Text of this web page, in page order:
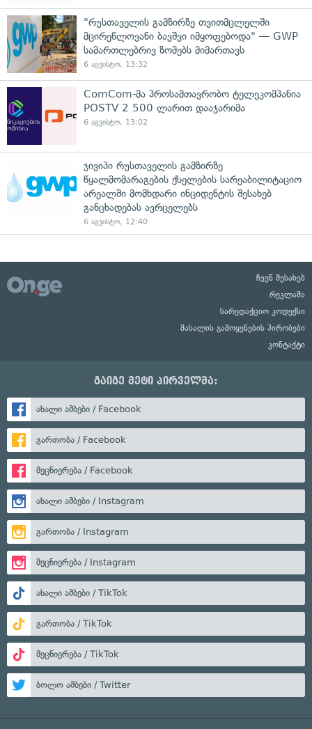
"რუსთაველის გამზირზე თვითმცლელში
მცირეწლოვანი ბავშვი იმყოფებოდა" — GWP
სამართლებრივ ზომებს მიმართავს
6 აგვისტო, 13:32
ComCom-მა პროსამთავრობო ტელეკომპანია
POSTV 2 500 ლარით დააჯარიმა
6 აგვისტო, 13:02
ჯივიპი რუსთაველის გამზირზე
წყალმომარაგების ქსელების სარეაბილიტაციო
არეალში მომხდარი ინციდენტის შესახებ
განცხადებას ავრცელებს
6 აგვისტო, 12:40
ჩვენ შესახებ
რეკლამა
სარედაქციო კოდექსი
მასალის გამოყენების პირობები
კონტაქტი
გაიგე მეტი პირველმა:
ახალი ამბები / Facebook
გართობა / Facebook
მეცნიერება / Facebook
ახალი ამბები / Instagram
გართობა / Instagram
მეცნიერება / Instagram
ახალი ამბები / TikTok
გართობა / TikTok
მეცნიერება / TikTok
ბოლო ამბები / Twitter